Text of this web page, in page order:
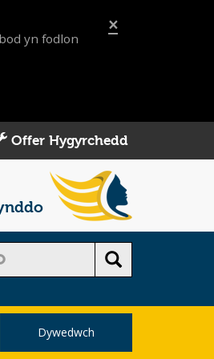
×
yn fodlon
Offer Hygyrchedd
Dywedwch